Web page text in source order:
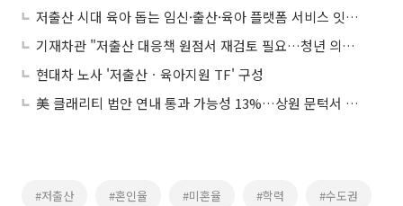
저출산 시대 육아 돕는 임신·출산·육아 플랫폼 서비스 잇따라
기재차관 "저출산 대응책 원점서 재검토 필요…청년 의견 적극 반영"
현대차 노사 '저출산ㆍ육아지원 TF' 구성
美 클래리티 법안 연내 통과 가능성 13%…상원 문턱서 제동
#저출산 #혼인율 #미혼율 #학력 #수도권